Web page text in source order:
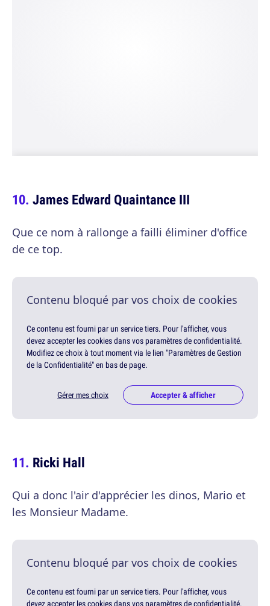
James Edward Quaintance III
Que ce nom à rallonge a failli éliminer d'office
de ce top.
Contenu bloqué par vos choix de cookies
Ce contenu est fourni par un service tiers. Pour l'afficher, vous
devez accepter les cookies dans vos paramètres de confidentialité.
Modifiez ce choix à tout moment via le lien "Paramètres de Gestion
de la Confidentialité" en bas de page.
Gérer mes choix Accepter & afficher
Ricki Hall
Qui a donc l'air d'apprécier les dinos, Mario et
les Monsieur Madame.
Contenu bloqué par vos choix de cookies
Ce contenu est fourni par un service tiers. Pour l'afficher, vous
devez accepter les cookies dans vos paramètres de confidentialité.